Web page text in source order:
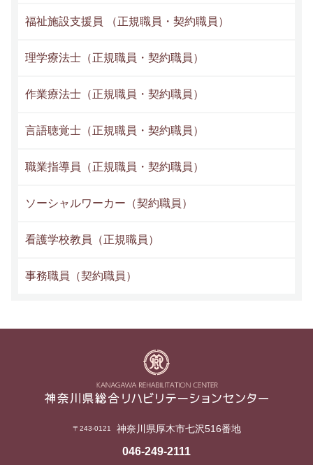
福祉施設支援員 （正規職員・契約職員）
理学療法士（正規職員・契約職員）
作業療法士（正規職員・契約職員）
言語聴覚士（正規職員・契約職員）
職業指導員（正規職員・契約職員）
ソーシャルワーカー（契約職員）
看護学校教員（正規職員）
事務職員（契約職員）
〒243-0121 神奈川県厚木市七沢516番地
046-249-2111